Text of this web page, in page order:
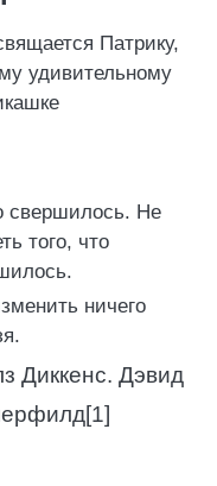
Патрику,
удивительному
свершилось. Не
того, что
ничего
Диккенс. Дэвид